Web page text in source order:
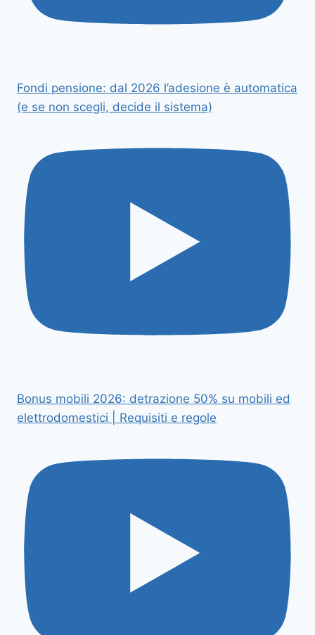
Fondi pensione: dal 2026 l’adesione è automatica
(e se non scegli, decide il sistema)
Bonus mobili 2026: detrazione 50% su mobili ed
elettrodomestici | Requisiti e regole